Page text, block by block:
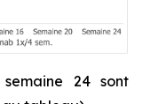
24 sont